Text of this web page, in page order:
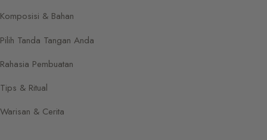
Komposisi & Bahan
Pilih Tanda Tangan Anda
Rahasia Pembuatan
Tips & Ritual
Warisan & Cerita